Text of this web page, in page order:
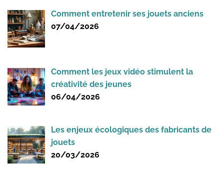
Comment entretenir ses jouets anciens
07/04/2026
Comment les jeux vidéo stimulent la
créativité des jeunes
06/04/2026
Les enjeux écologiques des fabricants de
jouets
20/03/2026